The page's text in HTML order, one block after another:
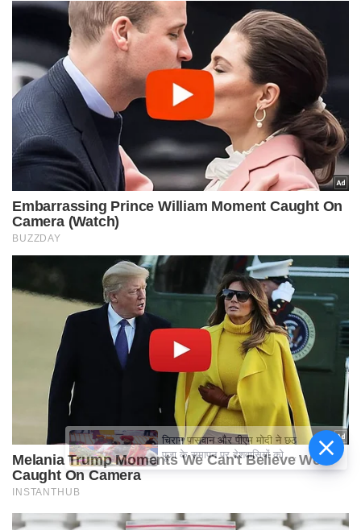
चिराग पासवान और पीएम मोदी ने छठ
पूजा के समापन पर देशवासियों को दी
शुभकामनाएं, छठी मैया से देश की